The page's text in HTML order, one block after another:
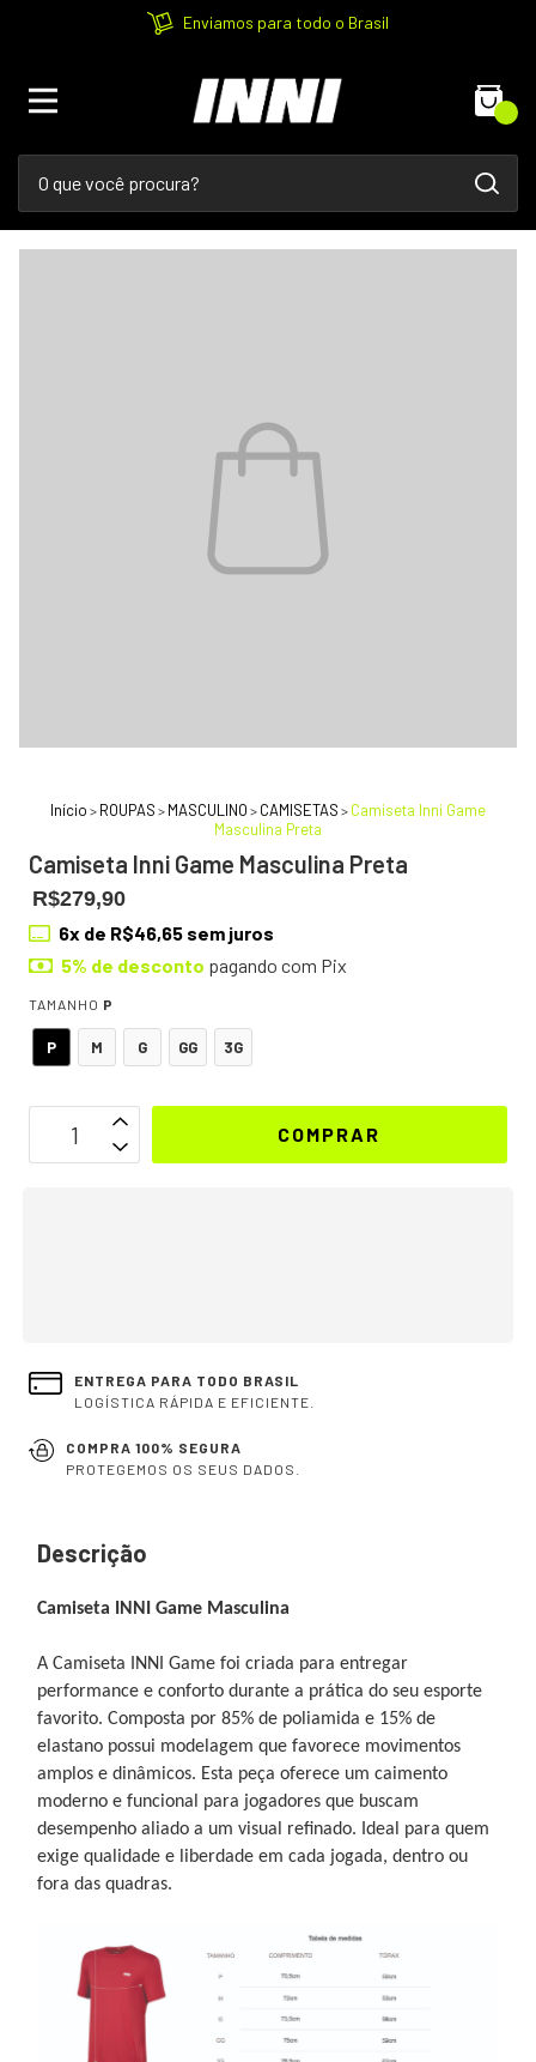
Enviamos para todo o Brasil
Início > ROUPAS > MASCULINO > CAMISETAS > Camiseta Inni Game
Masculina Preta
Camiseta Inni Game Masculina Preta
R$279,90
6x de R$46,65 sem juros
5% de desconto pagando com Pix
TAMANHO P
P M G GG 3G
ENTREGA PARA TODO BRASIL
LOGÍSTICA RÁPIDA E EFICIENTE.
COMPRA 100% SEGURA
PROTEGEMOS OS SEUS DADOS.
Descrição
Camiseta INNI Game Masculina
A Camiseta INNI Game foi criada para entregar
performance e conforto durante a prática do seu esporte
favorito. Composta por 85% de poliamida e 15% de
elastano possui modelagem que favorece movimentos
amplos e dinâmicos. Esta peça oferece um caimento
moderno e funcional para jogadores que buscam
desempenho aliado a um visual refinado. Ideal para quem
exige qualidade e liberdade em cada jogada, dentro ou
fora das quadras.